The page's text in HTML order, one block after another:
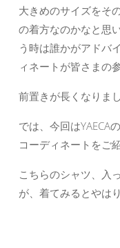
大きめのサイズをそ
の着方なのかなと思
う時は誰かがアドバ
ィネートが皆さまの
前置きが長くなりまし
では、今回はYAECA
コーディネートをご
こちらのシャツ、入
が、着てみるとやは